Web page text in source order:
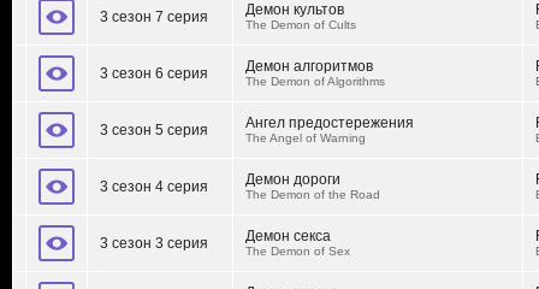
3 сезон 7 серия Демон культов
The Demon of Cults
3 сезон 6 серия Демон алгоритмов
The Demon of Algorithms
3 сезон 5 серия Ангел предостережения
The Angel of Warning
3 сезон 4 серия Демон дороги
The Demon of the Road
3 сезон 3 серия Демон секса
The Demon of Sex